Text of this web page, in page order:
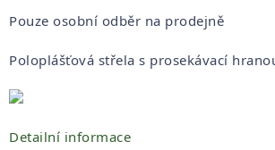
Pouze osobní odběr na prodejně
Poloplášťová střela s prosekávací
Detailní informace